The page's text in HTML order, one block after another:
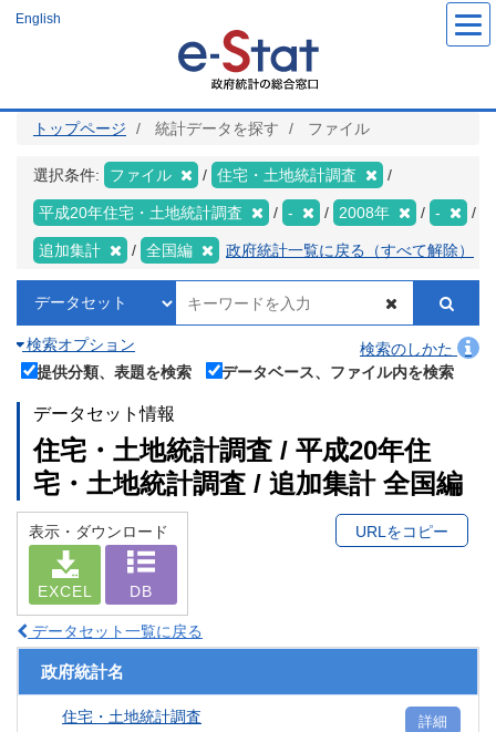
ツ
English
トップページ 統計データを探す ファイル
選択条件: ファイル 住宅・土地統計調査
平成20年住宅・土地統計調査 - 2008年 -
追加集計 全国編 政府統計一覧に戻る（すべて解除）
検索オプション
検索のしかた
提供分類、表題を検索
データベース、ファイル内を検索
データセット情報
住宅・土地統計調査 / 平成20年住
宅・土地統計調査 / 追加集計 全国編
表示・ダウンロード
EXCEL DB
URLをコピー
データセット一覧に戻る
政府統計名
住宅・土地統計調査 詳細